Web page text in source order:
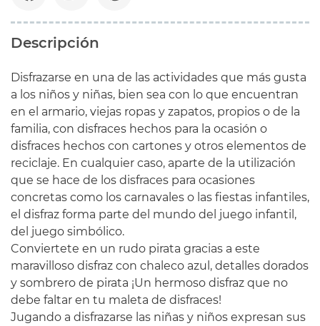
Descripción
Disfrazarse en una de las actividades que más gusta
a los niños y niñas, bien sea con lo que encuentran
en el armario, viejas ropas y zapatos, propios o de la
familia, con disfraces hechos para la ocasión o
disfraces hechos con cartones y otros elementos de
reciclaje. En cualquier caso, aparte de la utilización
que se hace de los disfraces para ocasiones
concretas como los carnavales o las fiestas infantiles,
el disfraz forma parte del mundo del juego infantil,
del juego simbólico.
Conviertete en un rudo pirata gracias a este
maravilloso disfraz con chaleco azul, detalles dorados
y sombrero de pirata ¡Un hermoso disfraz que no
debe faltar en tu maleta de disfraces!
Jugando a disfrazarse las niñas y niños expresan sus